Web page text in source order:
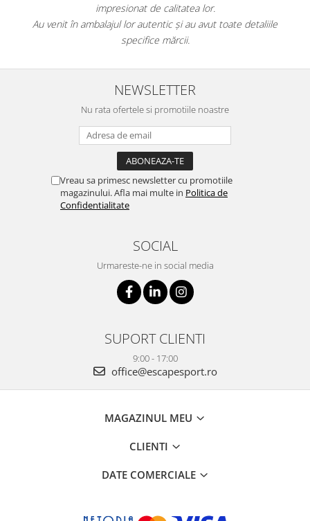
impresionat de calitatea lor.
Au venit în ambalajul lor autentic și au avut toate detaliile
specifice mărcii.
NEWSLETTER
Nu rata ofertele si promotiile noastre
Vreau sa primesc newsletter cu promotiile
magazinului. Afla mai multe in Politica de
Confidentialitate
SOCIAL
Urmareste-ne in social media
SUPORT CLIENTI
9:00 - 17:00
office@escapesport.ro
MAGAZINUL MEU
CLIENTI
DATE COMERCIALE